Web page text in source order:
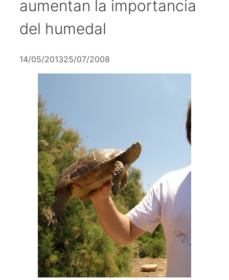
aumentan la importancia
del humedal
14/05/201325/07/2008